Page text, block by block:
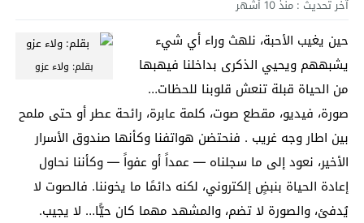
آخر تحديث : منذ 10 أشهر
بقلم: ولاء عزو
حين يغيب الأحبة، نلهث وراء أي شيء
يشبههم ويحيي الذكرى بداخلنا فيهبها
من الحياة قبلة تنعش قلوبنا للحظات…
صورة، فيديو، مقطع صوت، كلمة عابرة، رائحة عطر أو حتى ملمح
بين اطار وجه غريب . فنحتضن هواتفنا وكأنها صندوق الأسرار
الأخير، نعود إلى ما سجلناه — عمداً أو عفواً — وكأننا نحاول
إعادة الحياة بنبضٍ إلكتروني، لكنه دائمًا ما يخوننا. فالصوت لا
يُدفئ، والصورة لا تضم، والمشهد مهما كان حيًّا… لا يجيب.